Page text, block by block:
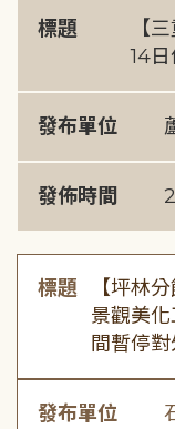
標題
【
14
發布單位
發佈時間
標題
【坪林
景觀美
間暫停對
發布單位